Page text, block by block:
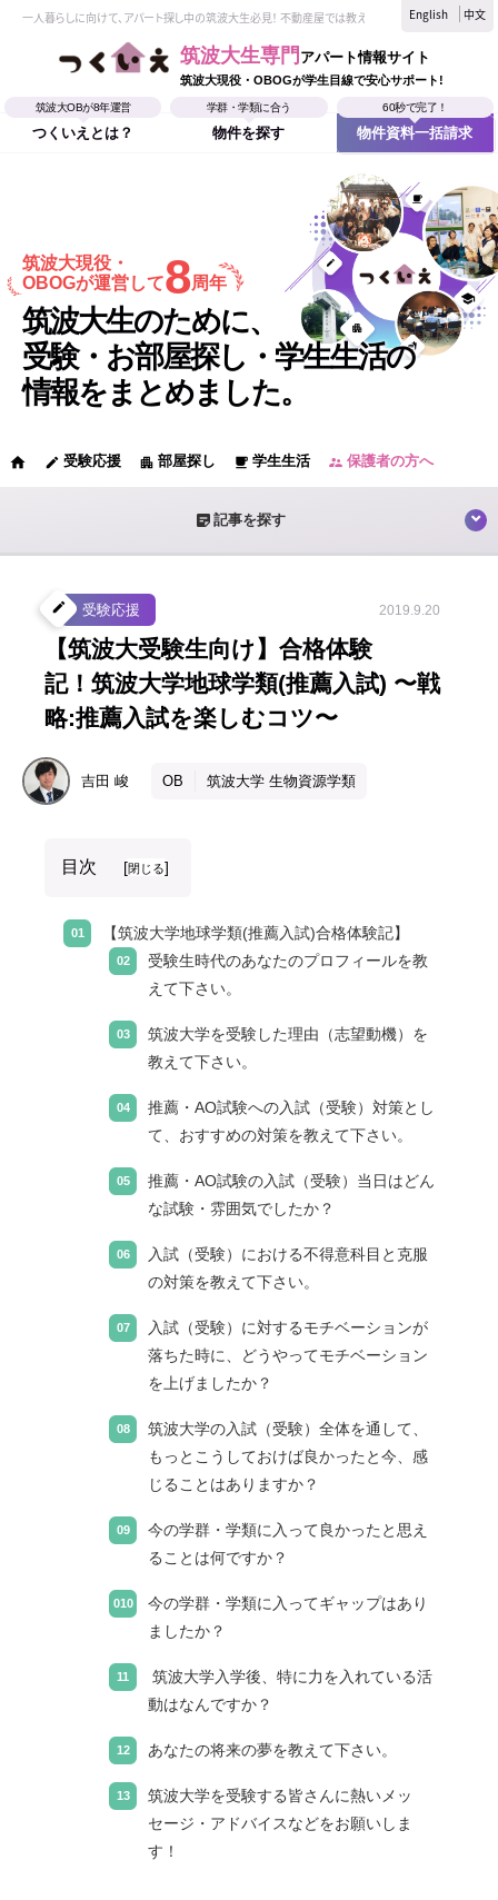
一人暮らしに向けて、アパート探し中の筑波大生必見！ 不動産屋では教えてくれない、筑波大生なら
English 中文
筑波大生専門 アパート情報サイト
筑波大現役・OBOGが学生目線で安心サポート!
筑波大OBが8年運営
つくいえとは？
学群・学類に合う
物件を探す
60秒で完了！
物件資料一括請求
筑波大現役・
OBOGが運営して8周年
筑波大生のために、
受験・お部屋探し・学生生活の
情報をまとめました。
home edit 受験応援 apartment 部屋探し local_cafe 学生生活 supervisor_account 保護者の方へ
sticky_note_2 記事を探す
create 受験応援 2019.9.20
【筑波大受験生向け】合格体験
記！筑波大学地球学類(推薦入試) 〜戦
略:推薦入試を楽しむコツ〜
吉田 峻 OB 筑波大学 生物資源学類
目次 [閉じる]
【筑波大学地球学類(推薦入試)合格体験記】
受験生時代のあなたのプロフィールを教
えて下さい。
筑波大学を受験した理由（志望動機）を
教えて下さい。
推薦・AO試験への入試（受験）対策とし
て、おすすめの対策を教えて下さい。
推薦・AO試験の入試（受験）当日はどん
な試験・雰囲気でしたか？
入試（受験）における不得意科目と克服
の対策を教えて下さい。
入試（受験）に対するモチベーションが
落ちた時に、どうやってモチベーション
を上げましたか？
筑波大学の入試（受験）全体を通して、
もっとこうしておけば良かったと今、感
じることはありますか？
今の学群・学類に入って良かったと思え
ることは何ですか？
今の学群・学類に入ってギャップはあり
ましたか？
筑波大学入学後、特に力を入れている活
動はなんですか？
あなたの将来の夢を教えて下さい。
筑波大学を受験する皆さんに熱いメッ
セージ・アドバイスなどをお願いしま
す！